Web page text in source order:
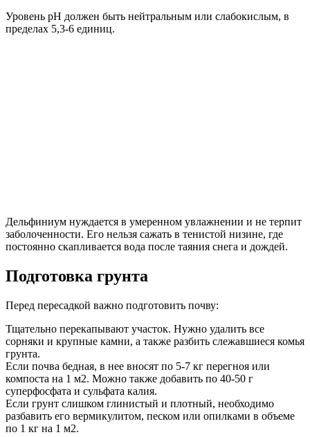
Уровень рН должен быть нейтральным или слабокислым, в
пределах 5,3-6 единиц.
Дельфиниум нуждается в умеренном увлажнении и не терпит
заболоченности. Его нельзя сажать в тенистой низине, где
постоянно скапливается вода после таяния снега и дождей.
Подготовка грунта
Перед пересадкой важно подготовить почву:
Тщательно перекапывают участок. Нужно удалить все
сорняки и крупные камни, а также разбить слежавшиеся комья
грунта.
Если почва бедная, в нее вносят по 5-7 кг перегноя или
компоста на 1 м2. Можно также добавить по 40-50 г
суперфосфата и сульфата калия.
Если грунт слишком глинистый и плотный, необходимо
разбавить его вермикулитом, песком или опилками в объеме
по 1 кг на 1 м2.